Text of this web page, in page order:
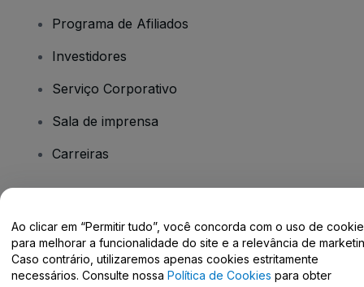
Programa de Afiliados
Investidores
Serviço Corporativo
Sala de imprensa
Carreiras
Centro de Ajuda / Fale Conosco
Ao clicar em “Permitir tudo”, você concorda com o uso de
para melhorar a funcionalidade do site e a relevância de
Caso contrário, utilizaremos apenas cookies estritamente
necessários. Consulte nossa Política de Cookies para obter